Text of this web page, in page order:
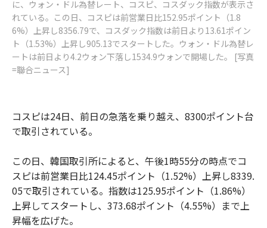
に、ウォン・ドル為替レート、コスピ、コスダック指数が表示さ
れている。この日、コスピは前営業日比152.95ポイント（1.8
6%）上昇し8356.79で、コスダック指数は前日より13.61ポイン
ト（1.53%）上昇し905.13でスタートした。ウォン・ドル為替レ
ートは前日より4.2ウォン下落し1534.9ウォンで開場した。 [写真
=聯合ニュース]
コスピは24日、前日の急落を乗り越え、8300ポイント台
で取引されている。
この日、韓国取引所によると、午後1時55分の時点でコ
スピは前営業日比124.45ポイント（1.52%）上昇し8339.
05で取引されている。指数は125.95ポイント（1.86%）
上昇してスタートし、373.68ポイント（4.55%）まで上
昇幅を広げた。